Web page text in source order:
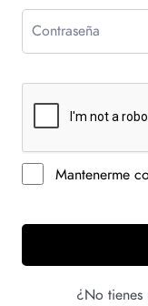
Mantenerme
¿No tienes